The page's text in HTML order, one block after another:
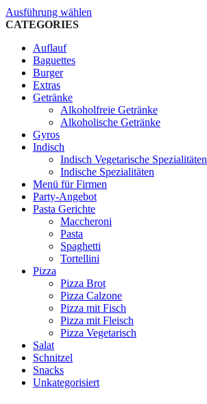
Ausführung wählen
können
auf
gewählt
werden
CATEGORIES
Auflauf
Baguettes
Burger
Extras
Getränke
Alkoholfreie Getränke
Alkoholische Getränke
Gyros
Indisch
Indisch Vegetarische Spezialitäten
Indische Spezialitäten
Menü für Firmen
Party-Angebot
Pasta Gerichte
Maccheroni
Pasta
Spaghetti
Tortellini
Pizza
Pizza Brot
Pizza Calzone
Pizza mit Fisch
Pizza mit Fleisch
Pizza Vegetarisch
Salat
Schnitzel
Snacks
Unkategorisiert